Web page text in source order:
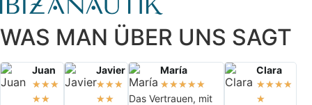
WAS MAN ÜBER UNS SAGT
Juan
★★★
★★
Javier
★★★
★★
María
★★★★★
Das Vertrauen, mit
Clara
★★★★
★